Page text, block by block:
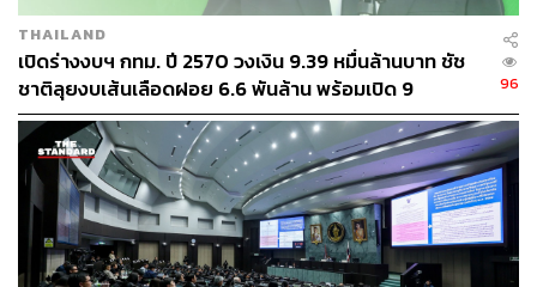
THE STANDARD TEAM
THAILAND
เปิดร่างงบฯ กทม. ปี 2570 วงเงิน 9.39 หมื่นล้านบาท ชัช
ชาติลุยงบเส้นเลือดฝอย 6.6 พันล้าน พร้อมเปิด 9
ยุทธศาสตร์พัฒนาเมือง
96